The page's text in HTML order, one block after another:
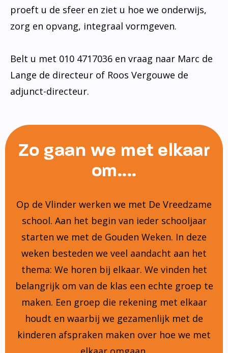
proeft u de sfeer en ziet u hoe we onderwijs,
zorg en opvang, integraal vormgeven.
Belt u met 010 4717036 en vraag naar Marc de
Lange de directeur of Roos Vergouwe de
adjunct-directeur.
Zo gaan we met elkaar
om....
Op de Vlinder werken we met De Vreedzame
school. Aan het begin van ieder schooljaar
starten we met de Gouden Weken. In deze
weken besteden we veel aandacht aan het
thema: We horen bij elkaar. We vinden het
belangrijk om van de klas een echte groep te
maken. Een groep die rekening met elkaar
houdt en waarbij we gezamenlijk met de
kinderen afspraken maken over hoe we met